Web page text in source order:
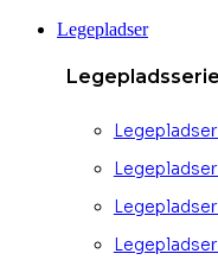
Legepladser
Legepladser
Legepladser